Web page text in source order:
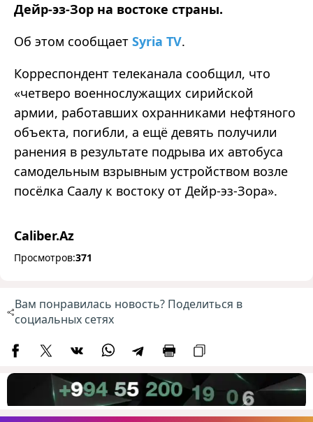
Дейр-эз-Зор на востоке страны.
Об этом сообщает Syria TV.
Корреспондент телеканала сообщил, что
«четверо военнослужащих сирийской
армии, работавших охранниками нефтяного
объекта, погибли, а ещё девять получили
ранения в результате подрыва их автобуса
самодельным взрывным устройством возле
посёлка Саалу к востоку от Дейр-эз-Зора».
Caliber.Az
Просмотров:371
Вам понравилась новость? Поделиться в
социальных сетях